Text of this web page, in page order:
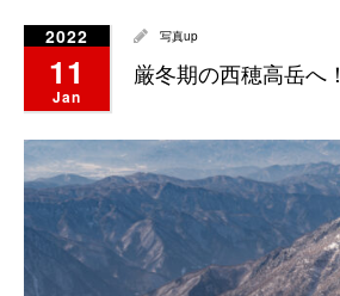
2022
11
Jan
写真up
厳冬期の西穂高岳へ！